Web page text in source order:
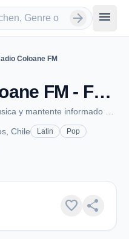
arrow_forward menu
Coloane FM
Radio Coloane FM - FM 92.3 - Quemchi
Chile Latin
Pop
favorite share